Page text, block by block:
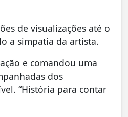
de visualizações até o
a simpatia da artista.
e comandou uma
dos
“História para contar